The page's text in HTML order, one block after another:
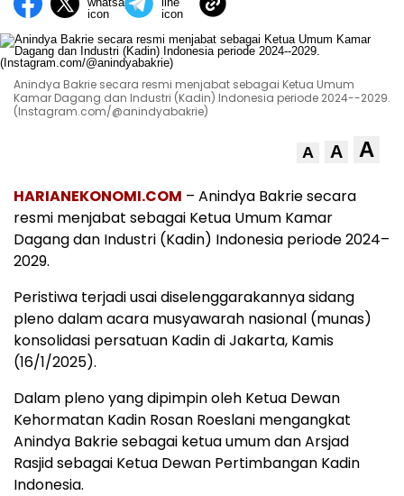
Anindya Bakrie secara resmi menjabat sebagai Ketua Umum
Kamar Dagang dan Industri (Kadin) Indonesia periode 2024--2029.
(Instagram.com/@anindyabakrie)
A A A
HARIANEKONOMI.COM – Anindya Bakrie secara
resmi menjabat sebagai Ketua Umum Kamar
Dagang dan Industri (Kadin) Indonesia periode 2024–
2029.
Peristiwa terjadi usai diselenggarakannya sidang
pleno dalam acara musyawarah nasional (munas)
konsolidasi persatuan Kadin di Jakarta, Kamis
(16/1/2025).
Dalam pleno yang dipimpin oleh Ketua Dewan
Kehormatan Kadin Rosan Roeslani mengangkat
Anindya Bakrie sebagai ketua umum dan Arsjad
Rasjid sebagai Ketua Dewan Pertimbangan Kadin
Indonesia.